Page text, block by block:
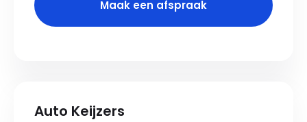
Maak een afspraak
Auto Keijzers